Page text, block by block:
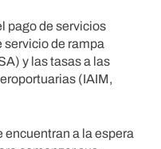
pago de servicios
servicio de rampa
y las tasas a las
(IAIM,
a la espera